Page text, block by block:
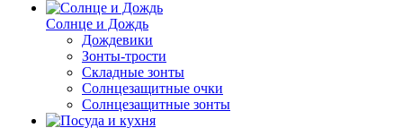
Солнце и Дождь
Дождевики
Зонты-трости
Складные зонты
Солнцезащитные очки
Солнцезащитные зонты